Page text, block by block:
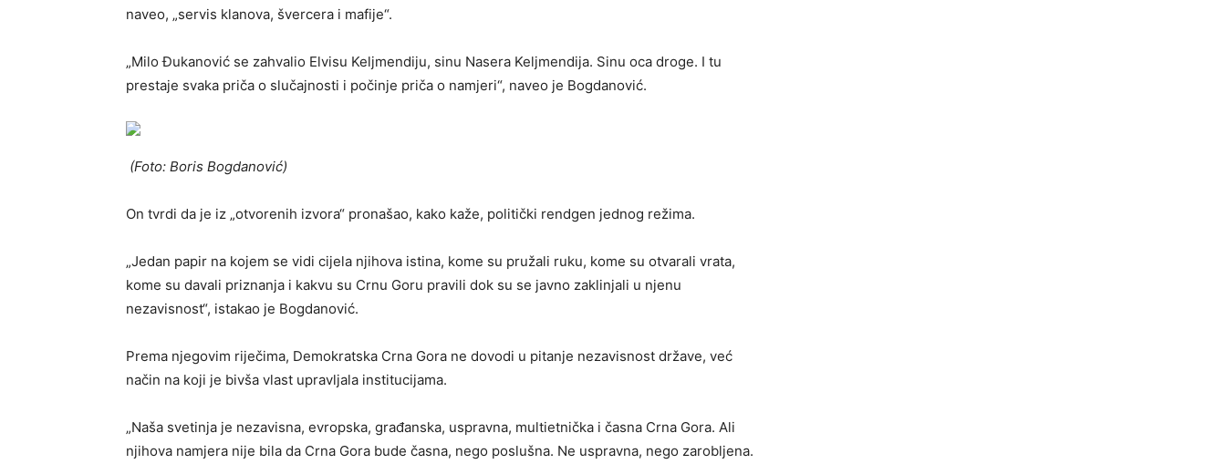
naveo, „servis klanova, švercera i mafije“.
„Milo Đukanović se zahvalio Elvisu Keljmendiju, sinu Nasera Keljmendija. Sinu oca droge. I tu
prestaje svaka priča o slučajnosti i počinje priča o namjeri“, naveo je Bogdanović.
(Foto: Boris Bogdanović)
On tvrdi da je iz „otvorenih izvora“ pronašao, kako kaže, politički rendgen jednog režima.
„Jedan papir na kojem se vidi cijela njihova istina, kome su pružali ruku, kome su otvarali vrata,
kome su davali priznanja i kakvu su Crnu Goru pravili dok su se javno zaklinjali u njenu
nezavisnost“, istakao je Bogdanović.
Prema njegovim riječima, Demokratska Crna Gora ne dovodi u pitanje nezavisnost države, već
način na koji je bivša vlast upravljala institucijama.
„Naša svetinja je nezavisna, evropska, građanska, uspravna, multietnička i časna Crna Gora. Ali
njihova namjera nije bila da Crna Gora bude časna, nego poslušna. Ne uspravna, nego zarobljena.